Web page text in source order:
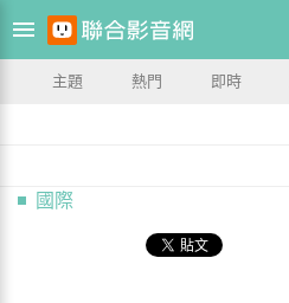
主題 熱門 即時
國際